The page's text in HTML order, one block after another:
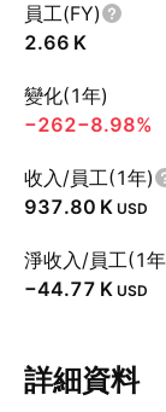
員工(FY)
‪2.66 K‬
變化(1年)
−262−8.98%
收入/員工(1年)
‪937.80 K‬ USD
淨收入/員工(1
‪−44.77 K‬ USD
詳細資料